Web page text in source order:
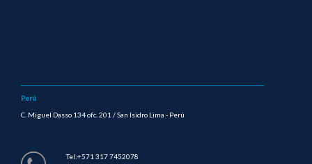
Perú
C. Miguel Dasso 134 ofc. 201 / San Isidro Lima - Perú
Tel:+571 317 7452078